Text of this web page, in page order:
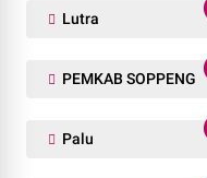
Lutra
PEMKAB SOPPENG
Palu